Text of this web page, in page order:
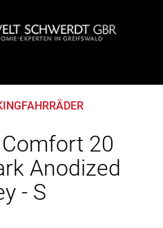
20
Anodized
- S